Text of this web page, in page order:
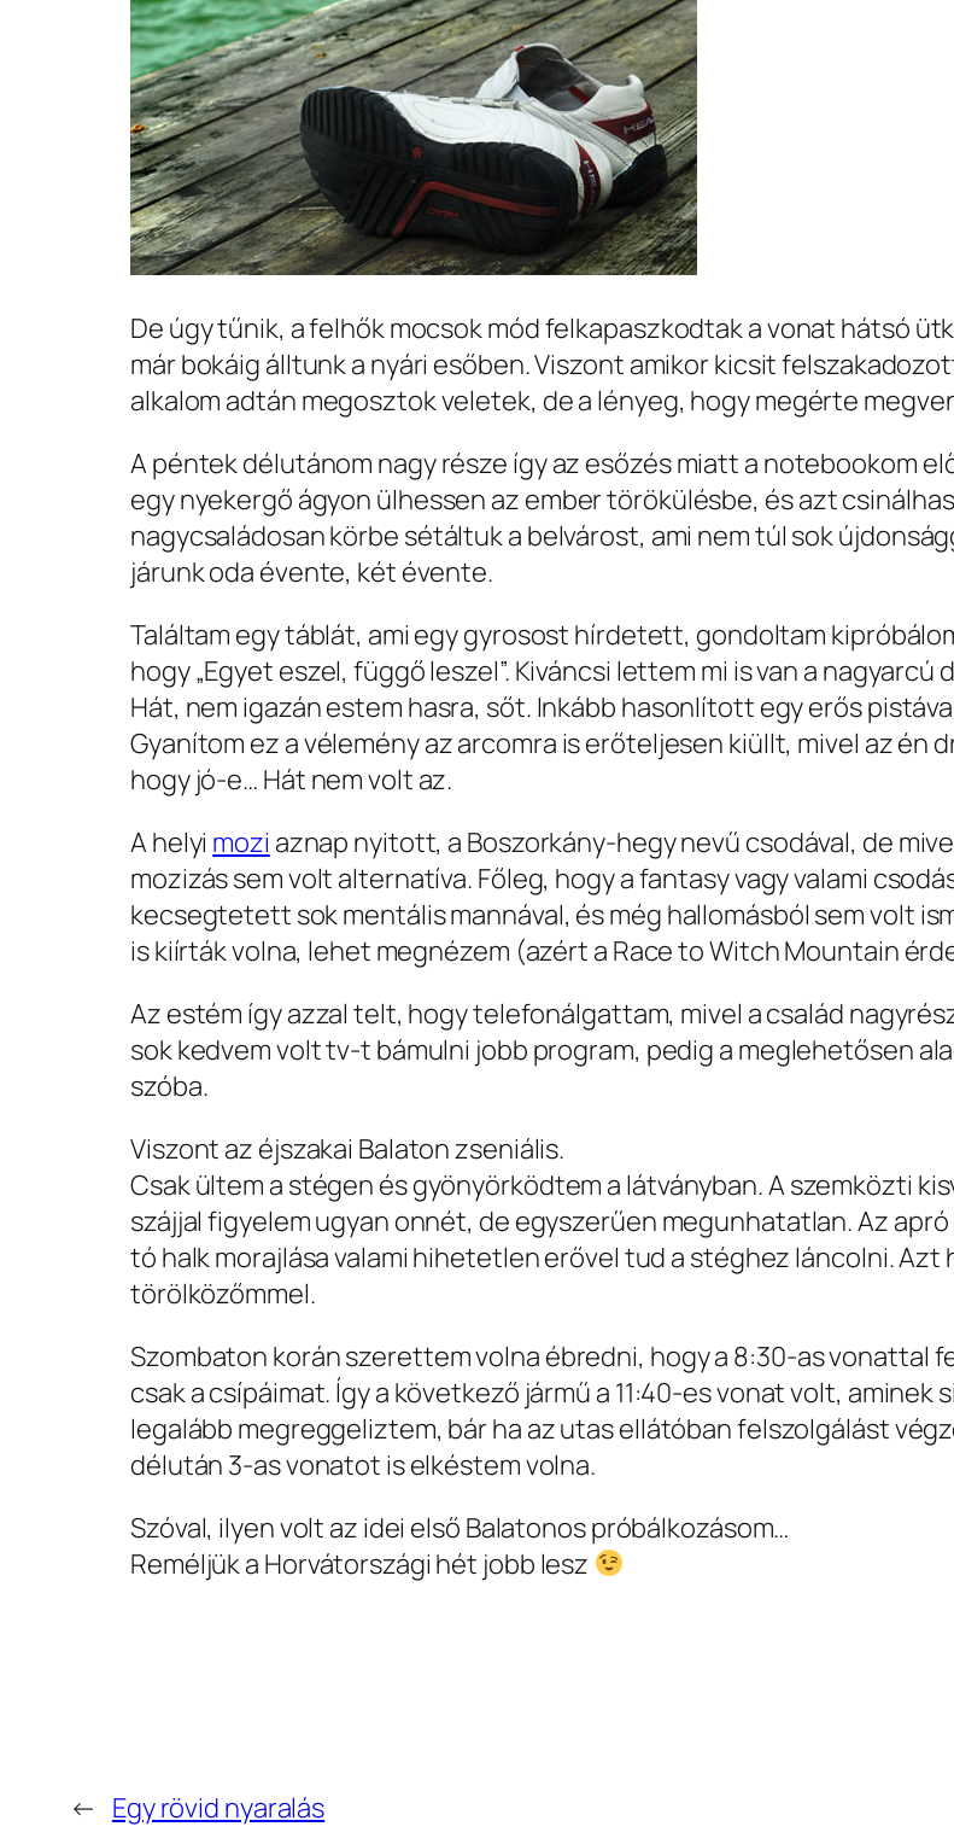
De úgy tűnik, a felhők mocsok mód felkapaszkodtak a vonat hátsó
már bokáig álltunk a nyári esőben. Viszont amikor kicsit
alkalom adtán megosztok veletek, de a lényeg, hogy megérte
A péntek délutánom nagy része így az esőzés miatt a notebookom
egy nyekergő ágyon ülhessen az ember törökülésbe, és azt
nagycsaládosan körbe sétáltuk a belvárost, ami nem túl sok
járunk oda évente, két évente.
Találtam egy táblát, ami egy gyrosost hírdetett, gondoltam
hogy „Egyet eszel, függő leszel”. Kiváncsi lettem mi is van a nagyarcú
Hát, nem igazán estem hasra, sőt. Inkább hasonlított egy erős
Gyanítom ez a vélemény az arcomra is erőteljesen kiüllt, mivel az én
hogy jó-e… Hát nem volt az.
A helyi mozi aznap nyitott, a Boszorkány-hegy nevű csodával, de
mozizás sem volt alternatíva. Főleg, hogy a fantasy vagy valami
kecsegtetett sok mentális mannával, és még hallomásból sem volt
is kiírták volna, lehet megnézem (azért a Race to Witch Mountain
Az estém így azzal telt, hogy telefonálgattam, mivel a család
sok kedvem volt tv-t bámulni jobb program, pedig a meglehetősen
szóba.
Viszont az éjszakai Balaton zseniális.
Csak ültem a stégen és gyönyörködtem a látványban. A szemközti
szájjal figyelem ugyan onnét, de egyszerűen megunhatatlan. Az
tó halk morajlása valami hihetetlen erővel tud a stéghez láncolni.
törölközőmmel.
Szombaton korán szerettem volna ébredni, hogy a 8:30-as
csak a csípáimat. Így a következő jármű a 11:40-es vonat volt,
legalább megreggeliztem, bár ha az utas ellátóban felszolgálást
délután 3-as vonatot is elkéstem volna.
Szóval, ilyen volt az idei első Balatonos próbálkozásom…
Reméljük a Horvátországi hét jobb lesz
← Egy rövid nyaralás